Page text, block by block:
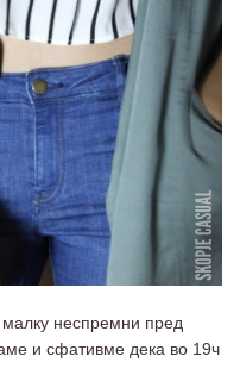
малку неспремни пред
и сфативме дека во 19ч